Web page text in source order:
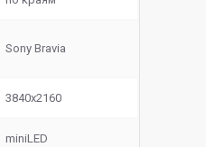
Sony Bravia
3840x2160
miniLED